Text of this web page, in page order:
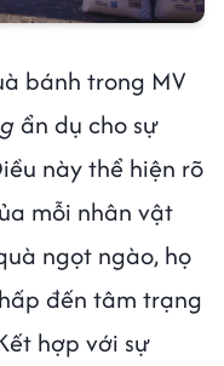
bánh trong MV
ẩn dụ cho sự
này thể hiện rõ
mỗi nhân vật
ngọt ngào, họ
đến tâm trạng
hợp với sự